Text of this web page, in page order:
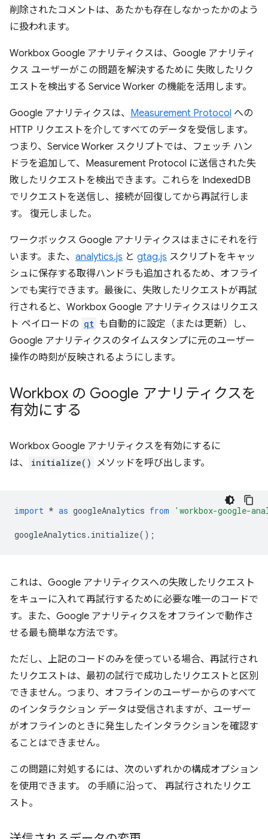
削除されたコメントは、あたかも存在しなかったかのよう
に扱われます。
Workbox Google アナリティクスは、Google アナリティ
クス ユーザーがこの問題を解決するために 失敗したリク
エストを検出する Service Worker の機能を活用します。
Google アナリティクスは、 Measurement Protocol への
HTTP リクエストを介してすべてのデータを受信します。
つまり、Service Worker スクリプトでは、フェッチ ハン
ドラを追加して、Measurement Protocol に送信された失
敗したリクエストを検出できます。これらを IndexedDB
でリクエストを送信し、接続が回復してから再試行しま
す。 復元しました。
ワークボックス Google アナリティクスはまさにそれを行
います。また、 analytics.js と gtag.js スクリプトをキャッ
シュに保存する取得ハンドラも追加されるため、オフライ
ンでも実行できます。最後に、失敗したリクエストが再試
行されると、Workbox Google アナリティクスはリクエス
ト ペイロードの qt も自動的に設定（または更新）し、
Google アナリティクスのタイムスタンプに元のユーザー
操作の時刻が反映されるようにします。
Workbox の Google アナリティクスを
有効にする
Workbox Google アナリティクスを有効にするに
は、
initialize() メソッドを呼び出します。
import * as googleAnalytics from 'workbox-google-
googleAnalytics . initialize();
これは、Google アナリティクスへの失敗したリクエスト
をキューに入れて再試行するために必要な唯一のコードで
す。また、Google アナリティクスをオフラインで動作さ
せる最も簡単な方法です。
ただし、上記のコードのみを使っている場合、再試行され
たリクエストは、最初の試行で成功したリクエストと区別
できません。つまり、オフラインのユーザーからのすべて
のインタラクション データは受信されますが、ユーザー
がオフラインのときに発生したインタラクションを確認す
ることはできません。
この問題に対処するには、次のいずれかの構成オプション
を使用できます。 の手順に沿って、 再試行されたリクエ
スト。